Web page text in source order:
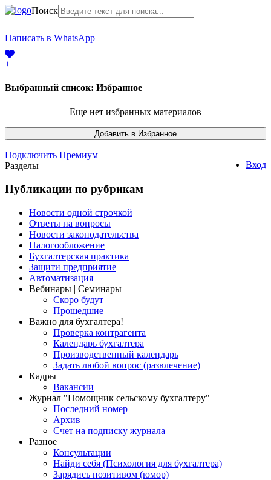
Поиск
Написать в WhatsApp
+
Выбранный список: Избранное
Еще нет избранных материалов
Подключить Премиум
Вход
Разделы
Публикации по рубрикам
Новости одной строчкой
Ответы на вопросы
Новости законодательства
Налогообложение
Бухгалтерская практика
Защити предприятие
Автоматизация
Вебинары | Семинары
Скоро будут
Прошедшие
Важно для бухгалтера!
Проверка контрагента
Календарь бухгалтера
Производственный календарь
Задать любой вопрос (развлечение)
Кадры
Вакансии
Журнал "Помощник сельскому бухгалтеру"
Последний номер
Архив
Счет на подписку журнала
Разное
Консультации
Найди себя (Психология для бухгалтера)
Зарядись позитивом (юмор)